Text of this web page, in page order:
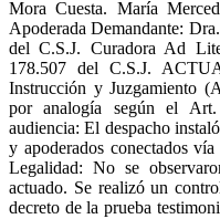
Mora Cuesta. María
Apoderada Demandante:
del C.S.J. Curadora Ad
178.507 del C.S.J.
Instrucción y Juzgamiento
por analogía según el
audiencia: El despacho
y apoderados conectados
Legalidad: No se
actuado. Se realizó un
decreto de la prueba